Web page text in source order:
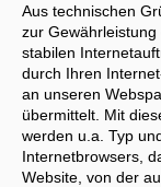
Aus technischen
zur
stabilen
durch Ihren
an unseren
übermittelt. Mit
werden u.a. Typ
Internetbrowsers,
Website, von der